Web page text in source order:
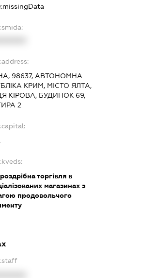
98637, АВТОНОМНА
КРИМ, МІСТО ЯЛТА,
КІРОВА, БУДИНОК 69,
2
роздрібна торгівля в
магазинах з
продовольчого